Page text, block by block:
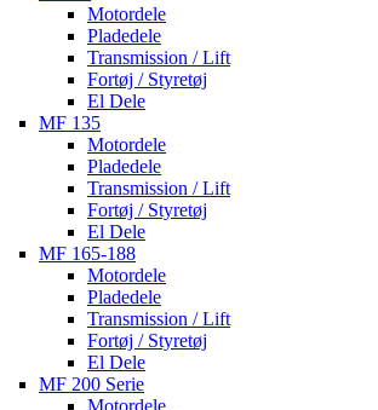
Motordele
Pladedele
Transmission / Lift
Fortøj / Styretøj
El Dele
MF 135
Motordele
Pladedele
Transmission / Lift
Fortøj / Styretøj
El Dele
MF 165-188
Motordele
Pladedele
Transmission / Lift
Fortøj / Styretøj
El Dele
MF 200 Serie
Motordele